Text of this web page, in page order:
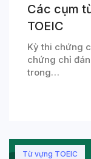
Các cụm
TOEIC
Kỳ thi chứng
chứng chỉ
trong…
Từ vựng TOEIC